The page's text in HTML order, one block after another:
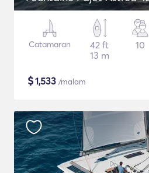
Catamaran
42 ft
13 m
10
$1,533 /malam